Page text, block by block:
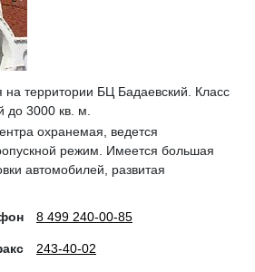
территории БЦ Бадаевский. Класс
3000 кв. м.
охранемая, ведется
режим. Имеется большая
автомобилей, развитая
8 499 240-00-85
243-40-02